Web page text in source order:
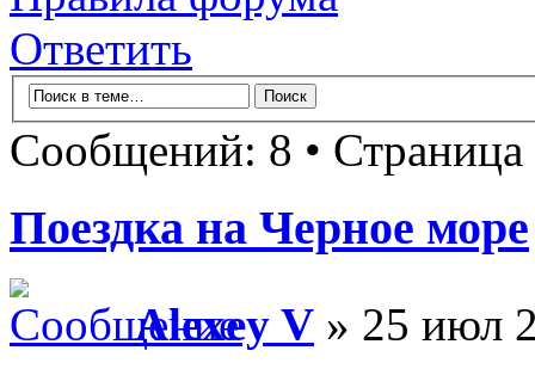
Ответить
Сообщений: 8 • Страница
Поездка на Черное море
Alexey V » 25 июл